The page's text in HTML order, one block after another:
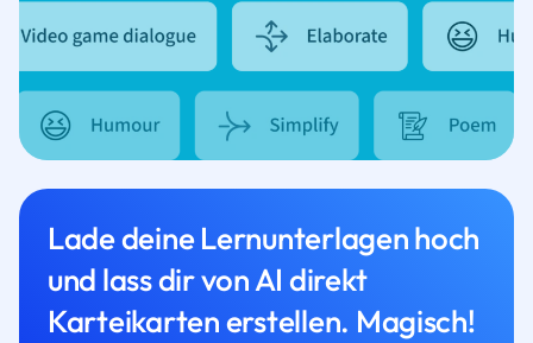
Lade deine Lernunterlagen hoch
und lass dir von AI direkt
Karteikarten erstellen. Magisch!